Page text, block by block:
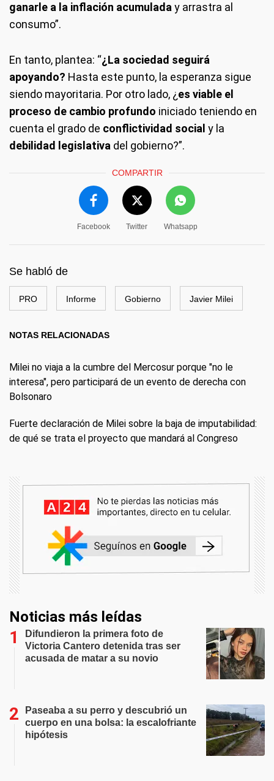
ganarle a la inflación acumulada y arrastra al
consumo”.
En tanto, plantea: “¿La sociedad seguirá
apoyando? Hasta este punto, la esperanza sigue
siendo mayoritaria. Por otro lado, ¿es viable el
proceso de cambio profundo iniciado teniendo en
cuenta el grado de conflictividad social y la
debilidad legislativa del gobierno?”.
COMPARTIR
Facebook Twitter Whatsapp
Se habló de
PRO Informe Gobierno Javier Milei
NOTAS RELACIONADAS
Milei no viaja a la cumbre del Mercosur porque "no le
interesa", pero participará de un evento de derecha con
Bolsonaro
Fuerte declaración de Milei sobre la baja de imputabilidad:
de qué se trata el proyecto que mandará al Congreso
Noticias más leídas
Difundieron la primera foto de
Victoria Cantero detenida tras ser
acusada de matar a su novio
Paseaba a su perro y descubrió un
cuerpo en una bolsa: la escalofriante
hipótesis